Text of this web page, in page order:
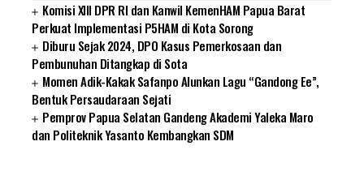
Komisi XIII DPR RI dan Kanwil KemenHAM Papua Barat
Perkuat Implementasi P5HAM di Kota Sorong
Diburu Sejak 2024, DPO Kasus Pemerkosaan dan
Pembunuhan Ditangkap di Sota
Momen Adik-Kakak Safanpo Alunkan Lagu “Gandong Ee”,
Bentuk Persaudaraan Sejati
Pemprov Papua Selatan Gandeng Akademi Yaleka Maro
dan Politeknik Yasanto Kembangkan SDM